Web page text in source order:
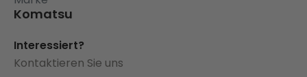
Komatsu
Interessiert?
Kontaktieren Sie uns